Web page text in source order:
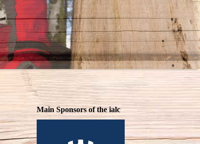
Main Sponsors of the ialc